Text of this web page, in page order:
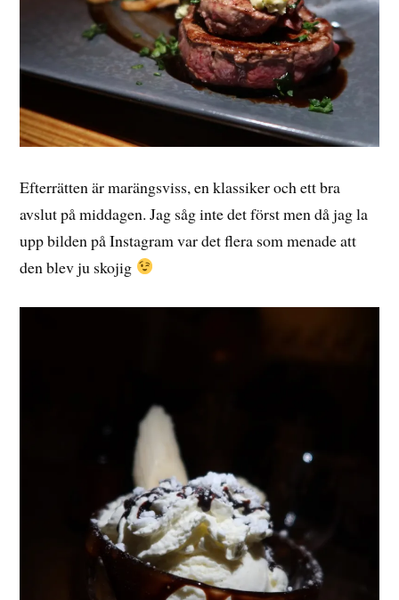
Efterrätten är marängsviss, en klassiker och ett bra
avslut på middagen. Jag såg inte det först men då jag la
upp bilden på Instagram var det flera som menade att
den blev ju skojig